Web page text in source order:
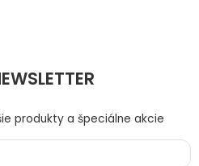
produkty a špeciálne akcie